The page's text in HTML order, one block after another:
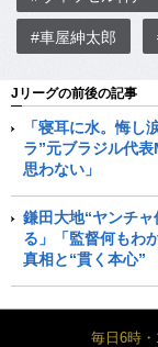
#車屋紳太郎
Jリーグの前後の記事
「寝耳に水。悔し
ラ”元ブラジル代
思わない」
鎌田大地“ヤンチ
る」「監督何もわ
真相と“貫く本心”
毎日6時